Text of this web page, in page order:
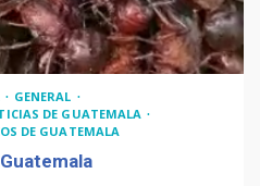
GENERAL
DE GUATEMALA
DE GUATEMALA